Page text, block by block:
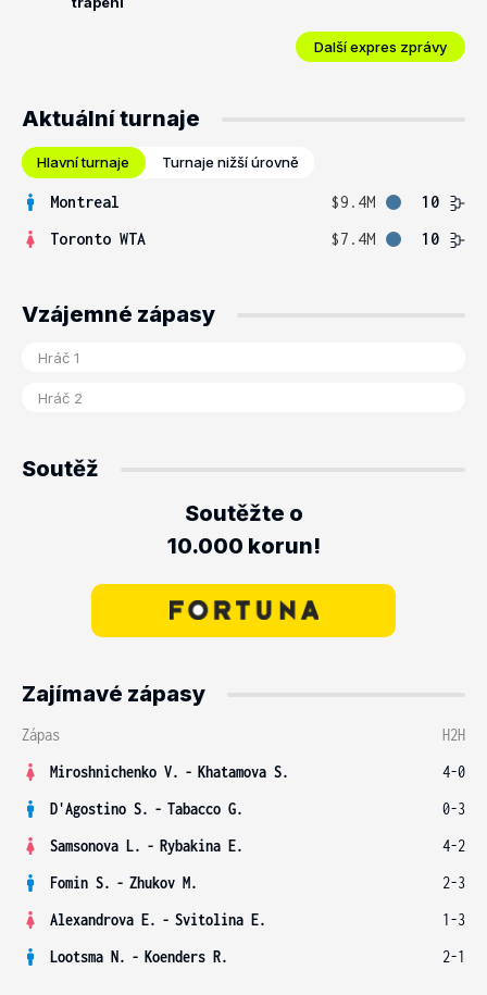
Další expres zprávy
Aktuální turnaje
Hlavní turnaje Turnaje nižší úrovně
Montreal $9.4M
10
Toronto WTA
$7.4M 10
Vzájemné zápasy
Soutěž
Soutěžte o
10.000 korun!
Zajímavé zápasy
Zápas
H2H
Miroshnichenko V. - Khatamova S.
4-0
D'Agostino S. - Tabacco G.
0-3
Samsonova L. - Rybakina E.
4-2
Fomin S. - Zhukov M.
2-3
Alexandrova E. - Svitolina E.
1-3
Lootsma N. - Koenders R. 2-1